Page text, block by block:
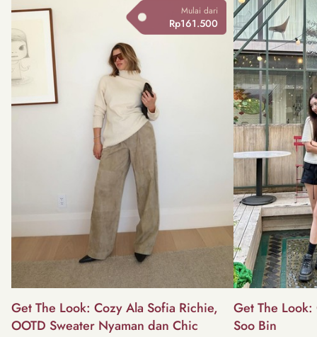
Mulai dari
Rp161.500
Get The Look: Cozy Ala Sofia Richie,
OOTD Sweater Nyaman dan Chic
Get The Look:
Soo Bin